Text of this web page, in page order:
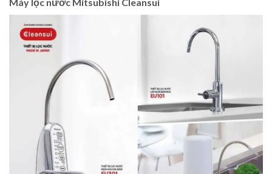
Máy lọc nước Mitsubishi Cleansui